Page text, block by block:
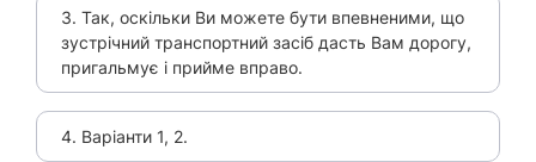
3. Так, оскільки Ви можете бути впевненими, що
зустрічний транспортний засіб дасть Вам дорогу,
пригальмує і прийме вправо.
4. Варіанти 1, 2.